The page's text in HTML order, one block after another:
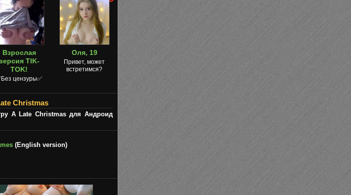
Взрослая
TIK-
TOK!
цензуры✅
Оля, 19
Привет, может
встретимся?
Christmas
A Late Christmas для Андроид
(English version)